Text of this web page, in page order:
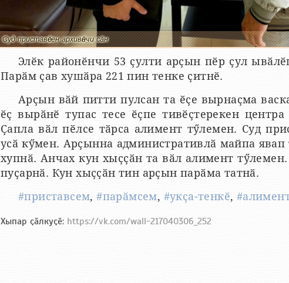
Суд приставӗсен архивӗнчи сӑн
Элӗк районӗнчи 53 ҫулти арҫын пӗр ҫул
Парӑм ҫав хушӑра 221 пин тенке ҫитнӗ.
Арҫын вӑй питти пулсан та ӗҫе вырнаҫма
ӗҫ вырӑнӗ тупас тесе ӗҫпе тивӗҫтерекен
Ҫапла вӑл пӗлсе тӑрса алимент тӳлемен. Суд
усӑ кӳмен. Арҫынна административлӑ майпа явап
хупнӑ. Анчах кун хыҫҫӑн та вӑл алимент
пуҫарнӑ. Кун хыҫҫӑн тин арҫын парӑма татнӑ.
#приставсем,#парӑмсем, #укҫа-тенкӗ,
Хыпар ҫӑлкуҫӗ: https://vk.com/wall-217040306_252